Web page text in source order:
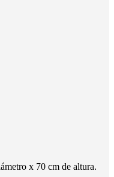
x 70 cm de altura.